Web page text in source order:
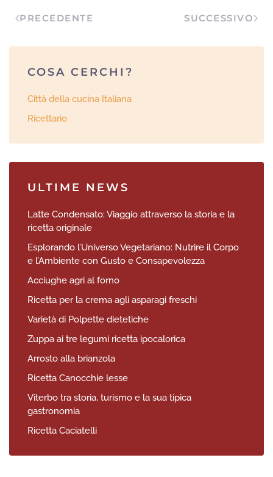
PRECEDENTE SUCCESSIVO
COSA CERCHI?
Città della cucina Italiana
Ricettario
ULTIME NEWS
Latte Condensato: Viaggio attraverso la storia e la
ricetta originale
Esplorando l’Universo Vegetariano: Nutrire il Corpo
e l’Ambiente con Gusto e Consapevolezza
Acciughe agri al forno
Ricetta per la crema agli asparagi freschi
Varietà di Polpette dietetiche
Zuppa ai tre legumi ricetta ipocalorica
Arrosto alla brianzola
Ricetta Canocchie lesse
Viterbo tra storia, turismo e la sua tipica
gastronomia
Ricetta Caciatelli